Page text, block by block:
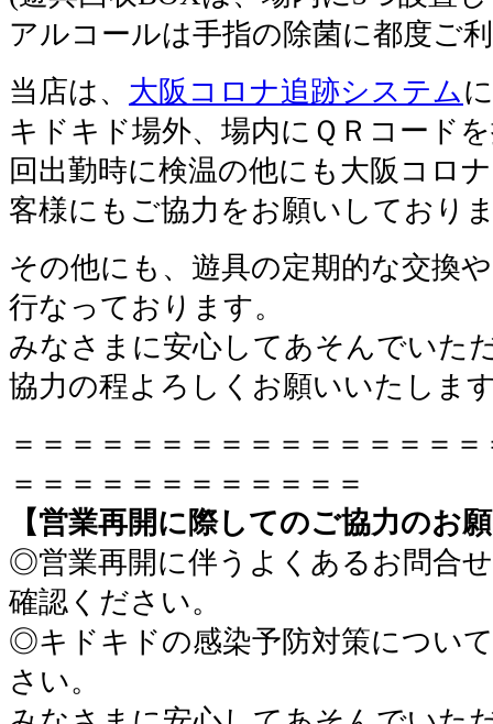
アルコールは手指の除菌に都度ご
当店は、 大阪コロナ追跡システム
キドキド場外、場内にＱＲコード
回出勤時に検温の他にも大阪コロ
客様にもご協力をお願いしており
その他にも、遊具の定期的な交換
行なっております。
みなさまに安心してあそんでいた
協力の程よろしくお願いいたしま
＝＝＝＝＝＝＝＝＝＝＝＝＝＝＝
＝＝＝＝＝＝＝＝＝＝＝＝
【営業再開に際してのご協力のお
◎営業再開に伴うよくあるお問合
確認ください。
◎キドキドの感染予防対策につい
さい。